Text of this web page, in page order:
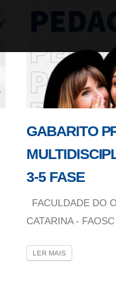
GABARITO
3-5 FASE
FACULDADE DO
CATARINA -
LER MAIS